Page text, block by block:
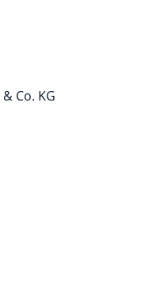
Co. KG